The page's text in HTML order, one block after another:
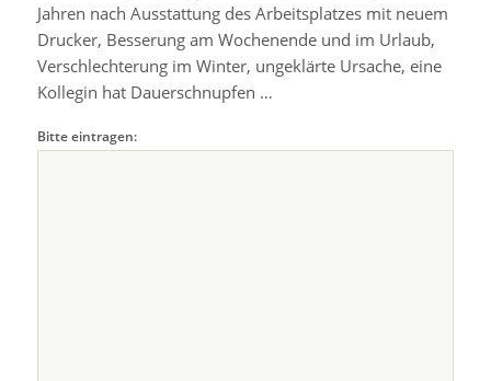
Jahren nach Ausstattung des Arbeitsplatzes mit neuem
Drucker, Besserung am Wochenende und im Urlaub,
Verschlechterung im Winter, ungeklärte Ursache, eine
Kollegin hat Dauerschnupfen …
Bitte eintragen: